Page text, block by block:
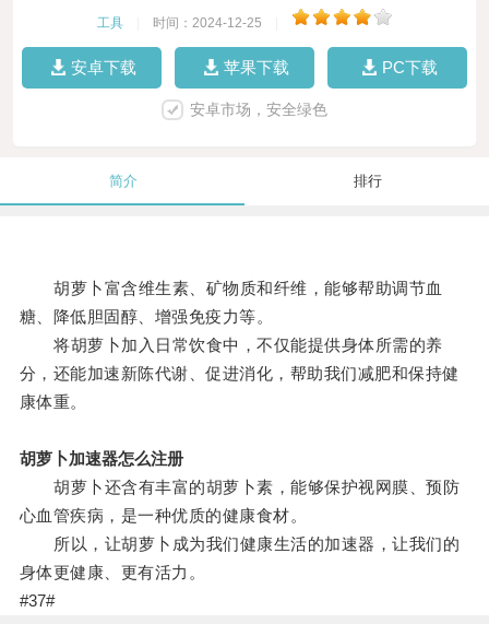
工具 时间：2024-12-25
安卓下载 苹果下载 PC下载
安卓市场，安全绿色
简介 排行
胡萝卜富含维生素、矿物质和纤维，能够帮助调节血
糖、降低胆固醇、增强免疫力等。
将胡萝卜加入日常饮食中，不仅能提供身体所需的养
分，还能加速新陈代谢、促进消化，帮助我们减肥和保持健
康体重。
胡萝卜加速器怎么注册
胡萝卜还含有丰富的胡萝卜素，能够保护视网膜、预防
心血管疾病，是一种优质的健康食材。
所以，让胡萝卜成为我们健康生活的加速器，让我们的
身体更健康、更有活力。
#37#